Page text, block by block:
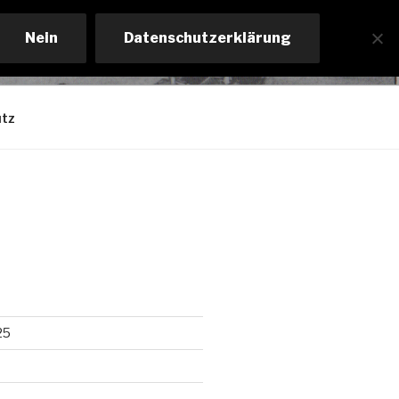
Nein Datenschutzerklärung